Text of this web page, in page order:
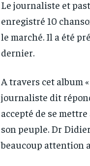
Le journaliste et
enregistré 10
le marché. Il a été
dernier.
A travers cet album
journaliste dit
accepté de se
son peuple. Dr
beaucoup attention